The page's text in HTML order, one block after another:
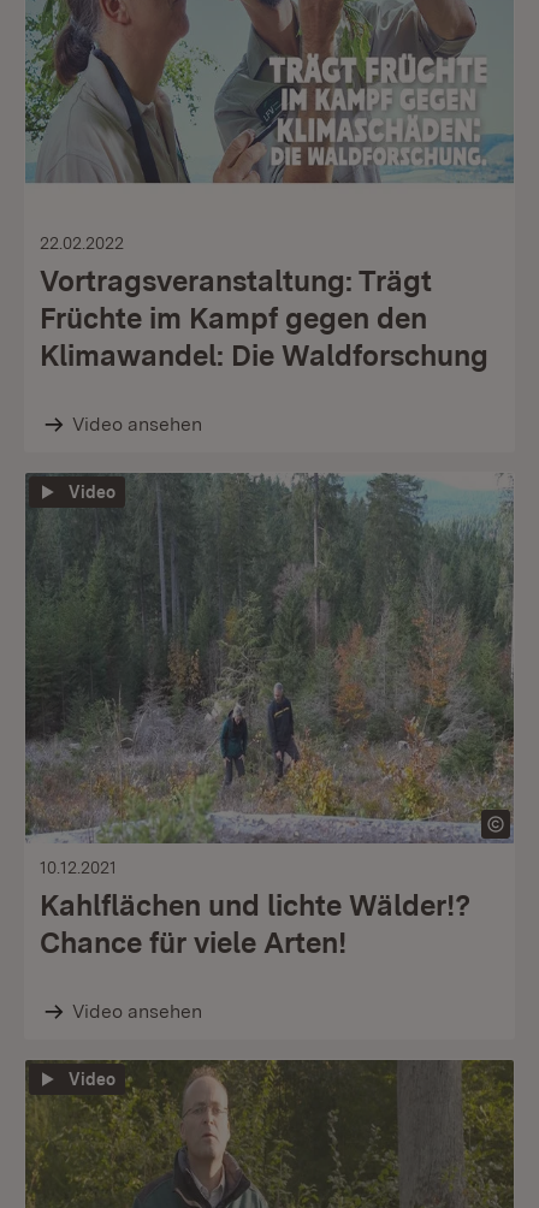
22.02.2022
Vortragsveranstaltung: Trägt
Früchte im Kampf gegen den
Klimawandel: Die Waldforschung
Video ansehen
Video
10.12.2021
Kahlflächen und lichte Wälder!?
Chance für viele Arten!
Video ansehen
Video